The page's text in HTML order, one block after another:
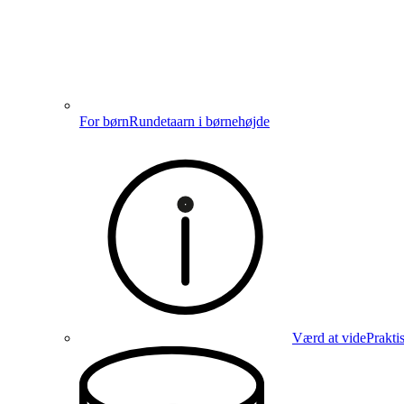
For børnRundetaarn i børnehøjde
Værd at vide